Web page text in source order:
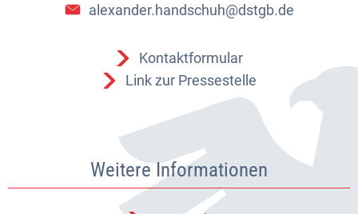
alexander.handschuh@dstgb.de
Kontaktformular
Link zur Pressestelle
Weitere Informationen